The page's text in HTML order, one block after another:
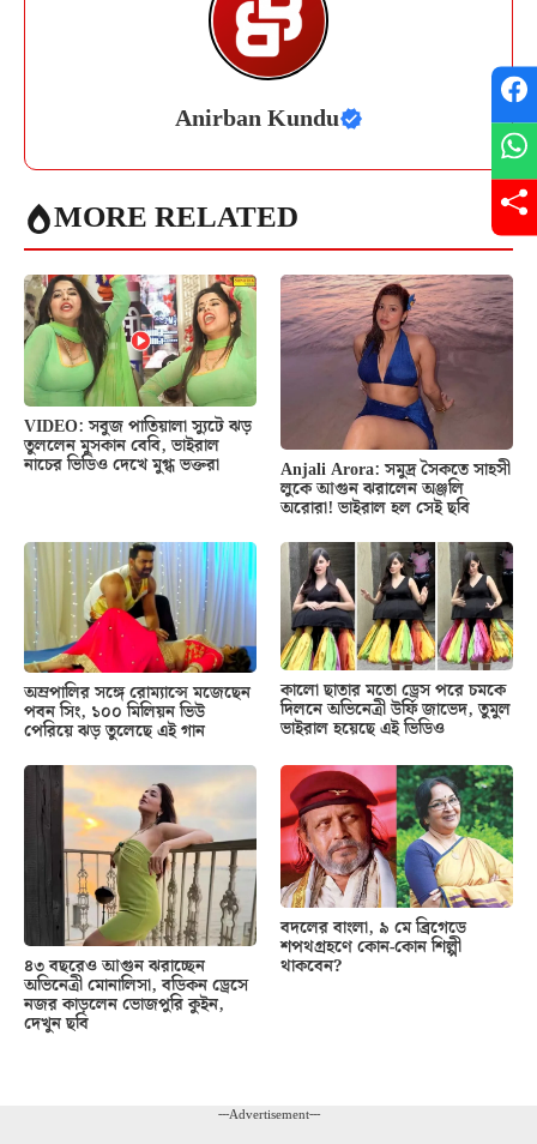
Anirban Kundu
MORE RELATED
VIDEO: সবুজ পাতিয়ালা স্যুটে ঝড়
তুললেন মুসকান বেবি, ভাইরাল
নাচের ভিডিও দেখে মুগ্ধ ভক্তরা Anjali Arora: সমুদ্র সৈকতে সাহসী
লুকে আগুন ঝরালেন অঞ্জলি
অরোরা! ভাইরাল হল সেই ছবি
অম্রপালির সঙ্গে রোম্যান্সে মজেছেন
পবন সিং, ১০০ মিলিয়ন ভিউ
পেরিয়ে ঝড় তুলেছে এই গান
কালো ছাতার মতো ড্রেস পরে চমকে
দিলনে অভিনেত্রী উর্ফি জাভেদ, তুমুল
ভাইরাল হয়েছে এই ভিডিও
৪৩ বছরেও আগুন ঝরাচ্ছেন
অভিনেত্রী মোনালিসা, বডিকন ড্রেসে
নজর কাড়লেন ভোজপুরি কুইন,
দেখুন ছবি
বদলের বাংলা, ৯ মে ব্রিগেডে
শপথগ্রহণে কোন-কোন শিল্পী
থাকবেন?
---Advertisement---